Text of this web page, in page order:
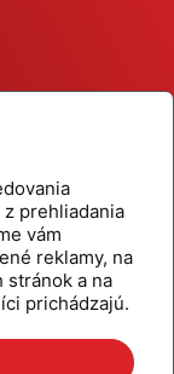
prehliadania
vám
reklamy, na
stránok a na
prichádzajú.
tipy